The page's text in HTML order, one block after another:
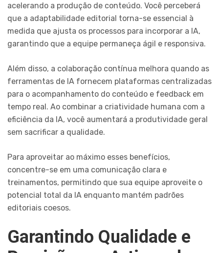
acelerando a produção de conteúdo. Você perceberá
que a adaptabilidade editorial torna-se essencial à
medida que ajusta os processos para incorporar a IA,
garantindo que a equipe permaneça ágil e responsiva.
Além disso, a colaboração contínua melhora quando as
ferramentas de IA fornecem plataformas centralizadas
para o acompanhamento do conteúdo e feedback em
tempo real. Ao combinar a criatividade humana com a
eficiência da IA, você aumentará a produtividade geral
sem sacrificar a qualidade.
Para aproveitar ao máximo esses benefícios,
concentre-se em uma comunicação clara e
treinamentos, permitindo que sua equipe aproveite o
potencial total da IA enquanto mantém padrões
editoriais coesos.
Garantindo Qualidade e